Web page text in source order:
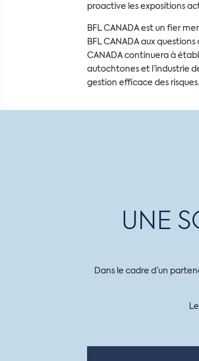
proactive les expositions
BFL CANADA est un fier
BFL CANADA aux
CANADA continuera à
autochtones et l’industrie
gestion efficace des risques.
UNE
Dans le cadre d’un